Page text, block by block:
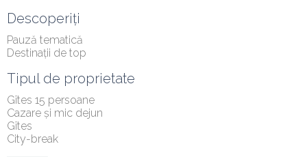
Descoperiți
Pauză tematică
Destinații de top
Tipul de proprietate
Gîtes 15 persoane
Cazare și mic dejun
Gîtes
City-break